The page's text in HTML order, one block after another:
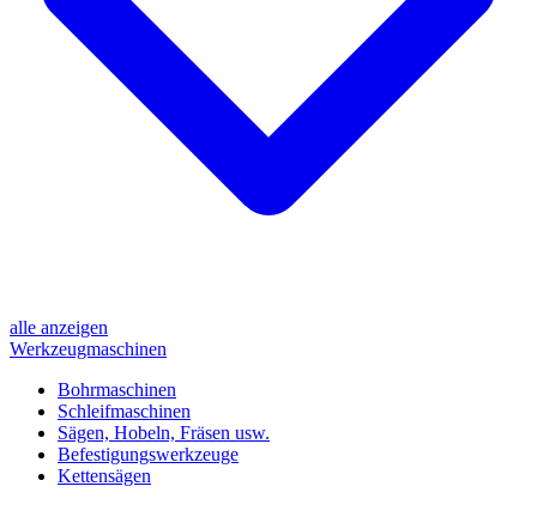
alle anzeigen
Werkzeugmaschinen
Bohrmaschinen
Schleifmaschinen
Sägen, Hobeln, Fräsen usw.
Befestigungswerkzeuge
Kettensägen